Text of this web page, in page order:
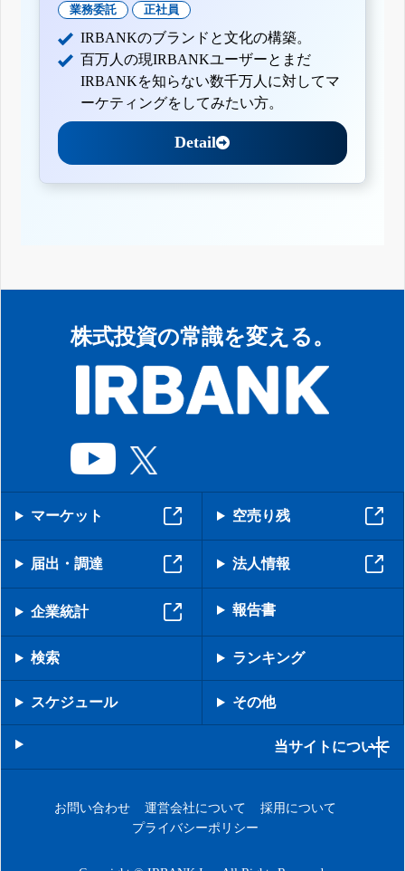
業務委託 正社員
IRBANKのブランドと文化の構築。
百万人の現IRBANKユーザーとまだ
IRBANKを知らない数千万人に対してマ
ーケティングをしてみたい方。
Detail
株式投資の常識を変える。
マーケット 空売り残
届出・調達 法人情報
企業統計 報告書
検索 ランキング
スケジュール その他
当サイトについて
お問い合わせ 運営会社について
採用について
プライバシーポリシー